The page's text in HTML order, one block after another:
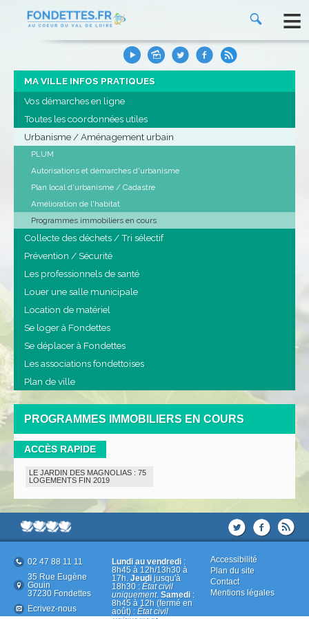
≡
MA VILLE INFOS PRATIQUES
Vos démarches en ligne
Toutes les coordonnées utiles
Urbanisme / Aménagement urbain
PLUM
Autorisations et démarches d'urbanisme
Plan local d'urbanisme / Cadastre
Amélioration de l'habitat
Programmes immobiliers en cours
Collecte des déchets / Tri sélectif
Prévention / Sécurité
Les professionnels de santé
Louer une salle municipale
Location de matériel
Se loger à Fondettes
Se déplacer à Fondettes
Les associations fondettoises
Plan de ville
PROGRAMMES IMMOBILIERS EN COURS
ACCÈS RAPIDE
LE JARDIN DES MAGNOLIAS : 75
LOGEMENTS FIN 2019
02 47 88 11 11
35 Rue Eugène
Gouin
37230 Fondettes
Ecrivez-nous
Lundi au vendredi:
8h45 à 12h/13h30 à
17h.Jeudijusqu'à
18h30 :État civil
uniquement.Samedi:
8h45 à 12h (fermé en
août) :État civil
Accessibilité
Plan du site
Contact
Mentions légales